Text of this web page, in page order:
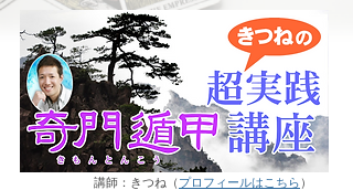
​講師：きつね（ プロフィールはこちら ）